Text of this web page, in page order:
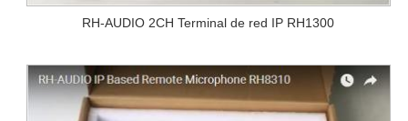
RH-AUDIO 2CH Terminal de red IP RH1300